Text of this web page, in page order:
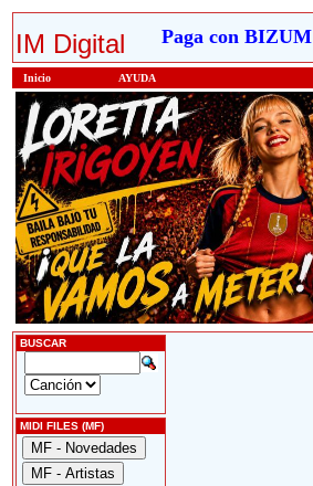
IM Digital Paga con BIZUM
Inicio AYUDA
BUSCAR
MIDI FILES (MF)